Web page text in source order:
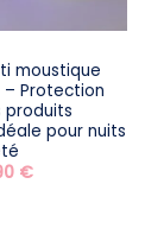
moustique
Protection
pour nuits
€Le